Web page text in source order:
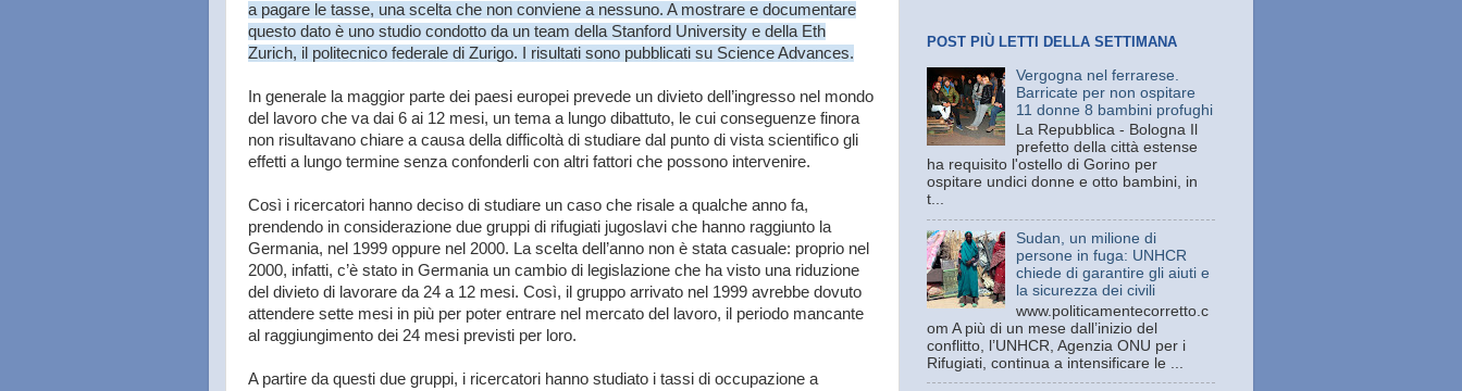
a pagare le tasse, una scelta che non conviene a nessuno. A mostrare e documentare
questo dato è uno studio condotto da un team della Stanford University e della Eth
Zurich, il politecnico federale di Zurigo. I risultati sono pubblicati su Science Advances.
In generale la maggior parte dei paesi europei prevede un divieto dell’ingresso nel mondo
del lavoro che va dai 6 ai 12 mesi, un tema a lungo dibattuto, le cui conseguenze finora
non risultavano chiare a causa della difficoltà di studiare dal punto di vista scientifico gli
effetti a lungo termine senza confonderli con altri fattori che possono intervenire.
Così i ricercatori hanno deciso di studiare un caso che risale a qualche anno fa,
prendendo in considerazione due gruppi di rifugiati jugoslavi che hanno raggiunto la
Germania, nel 1999 oppure nel 2000. La scelta dell’anno non è stata casuale: proprio nel
2000, infatti, c’è stato in Germania un cambio di legislazione che ha visto una riduzione
del divieto di lavorare da 24 a 12 mesi. Così, il gruppo arrivato nel 1999 avrebbe dovuto
attendere sette mesi in più per poter entrare nel mercato del lavoro, il periodo mancante
al raggiungimento dei 24 mesi previsti per loro.
A partire da questi due gruppi, i ricercatori hanno studiato i tassi di occupazione a
POST PIÙ LETTI DELLA SETTIMANA
Vergogna nel ferrarese.
Barricate per non ospitare
11 donne 8 bambini profughi
La Repubblica - Bologna Il
prefetto della città estense
ha requisito l'ostello di Gorino per
ospitare undici donne e otto bambini, in
t...
Sudan, un milione di
persone in fuga: UNHCR
chiede di garantire gli aiuti e
la sicurezza dei civili
www.politicamentecorretto.c
om A più di un mese dall’inizio del
conflitto, l’UNHCR, Agenzia ONU per i
Rifugiati, continua a intensificare le ...